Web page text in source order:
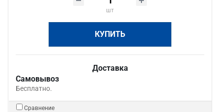
шт
КУПИТЬ
Доставка
Самовывоз
Бесплатно.
Сравнение